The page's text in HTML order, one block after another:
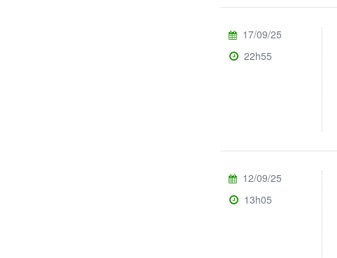
17/09/25
22h55
12/09/25
13h05